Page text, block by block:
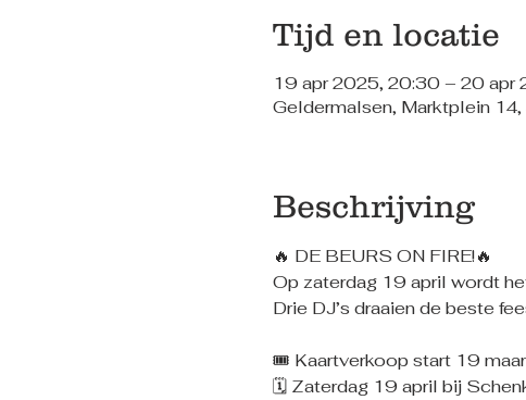
Tijd en locatie
19 apr 2025, 20:30 – 20 apr
Geldermalsen, Marktplein
Beschrijving
🔥 DE BEURS ON FIRE!🔥
Op zaterdag 19 april wordt
Drie DJ’s draaien de beste
🎟 Kaartverkoop start 19
🗓 Zaterdag 19 april bij